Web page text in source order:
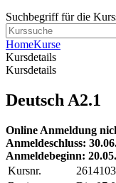
Suchbegriff für die
HomeKurse
Kursdetails
Kursdetails
Deutsch A2.1
Online Anmeldung
Anmeldeschluss:
Anmeldebeginn:
Kursnr.